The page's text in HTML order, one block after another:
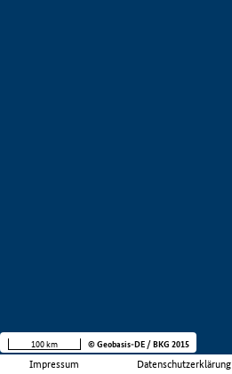
Impressum Datenschutzerklärung
100 km © Geobasis-DE / BKG 2015